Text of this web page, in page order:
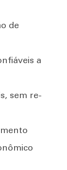
de
a
sem re-